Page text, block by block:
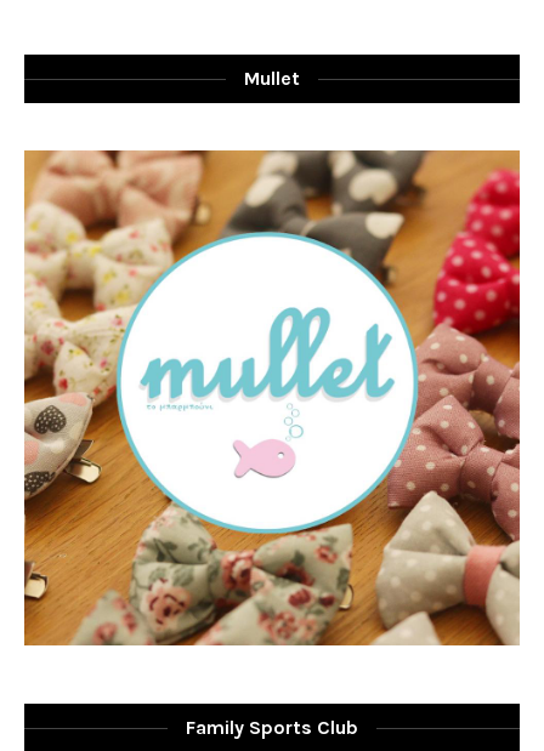
Mullet
Family Sports Club